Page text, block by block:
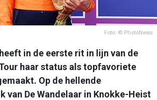
Foto: © PhotoNews
heeft in de eerste rit in lijn van de
haar status als topfavoriete
Op de hellende
van De Wandelaar in Knokke-Heist